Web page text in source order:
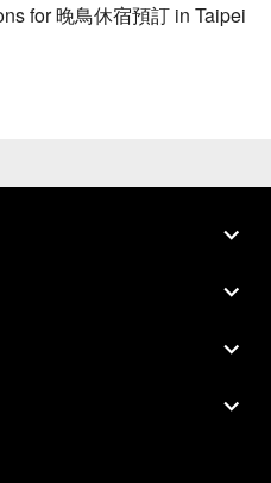
for 晚鳥休宿預訂 in Taipei